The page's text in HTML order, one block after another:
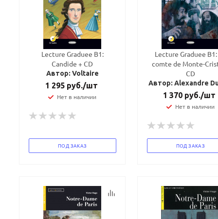
Lecture Graduee B1:
Candide + CD
Автор: Voltaire
1 295руб./шт
Нет в наличии
ПОД ЗАКАЗ
Lecture Graduee
comte de Monte-
CD
Автор: Alexandre
1 370 руб./шт
Нет в наличии
ПОД ЗАКАЗ